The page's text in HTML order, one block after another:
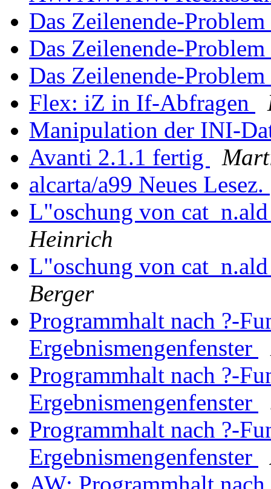
Das Zeilenende-
Das Zeilenende-
Das Zeilenende-
Flex: iZ in If-Abfragen
Manipulation der INI-
Avanti 2.1.1 fertig
alcarta/a99 Neues Lesez.
L"oschung von
Heinrich
L"oschung von
Berger
Programmhalt nach ?-
Ergebnismengenfenster
Programmhalt nach ?-
Ergebnismengenfenster
Programmhalt nach ?-
Ergebnismengenfenster